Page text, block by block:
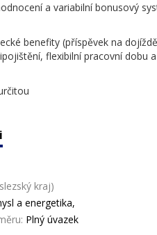
a variabilní bonusový
benefity (příspěvek na
flexibilní pracovní dobu
kraj)
a energetika,
Plný úvazek